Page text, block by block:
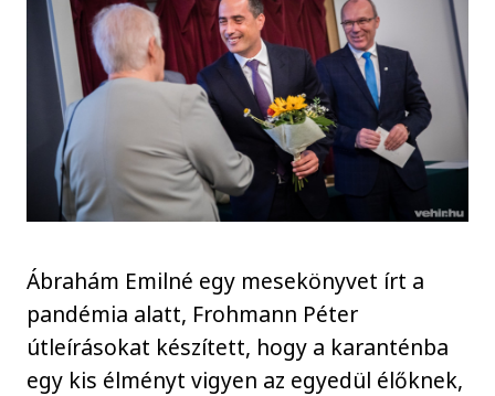
Ábrahám Emilné egy mesekönyvet írt a
pandémia alatt, Frohmann Péter
útleírásokat készített, hogy a karanténba
egy kis élményt vigyen az egyedül élőknek,